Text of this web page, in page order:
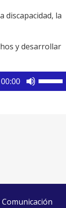
discapacidad, la
y desarrollar
00:00
volumen.